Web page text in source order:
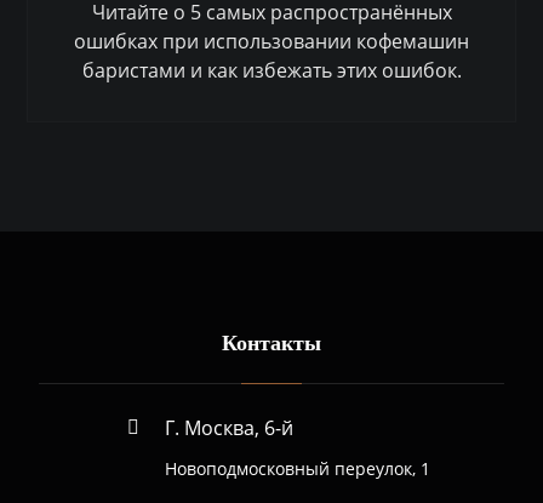
Читайте о 5 самых распространённых
ошибках при использовании кофемашин
баристами и как избежать этих ошибок.
Контакты
Г. Москва, 6-й
Новоподмосковный переулок, 1